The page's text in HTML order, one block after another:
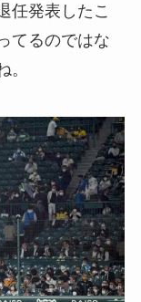
任発表したこ
てるのではな
。